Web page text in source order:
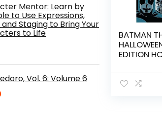
Mentor: Learn by
to Use Expressions,
and Staging to Bring Your
to Life
Vol. 6: Volume 6
BATMAN
EDITION HC